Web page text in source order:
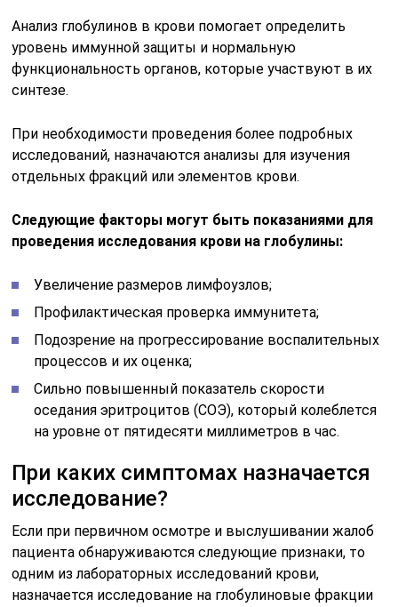
Анализ глобулинов в крови помогает определить
уровень иммунной защиты и нормальную
функциональность органов, которые участвуют в их
синтезе.
При необходимости проведения более подробных
исследований, назначаются анализы для изучения
отдельных фракций или элементов крови.
Следующие факторы могут быть показаниями для
проведения исследования крови на глобулины:
Увеличение размеров лимфоузлов;
Профилактическая проверка иммунитета;
Подозрение на прогрессирование воспалительных
процессов и их оценка;
Сильно повышенный показатель скорости
оседания эритроцитов (СОЭ), который колеблется
на уровне от пятидесяти миллиметров в час.
При каких симптомах назначается
исследование?
Если при первичном осмотре и выслушивании жалоб
пациента обнаруживаются следующие признаки, то
одним из лабораторных исследований крови,
назначается исследование на глобулиновые фракции